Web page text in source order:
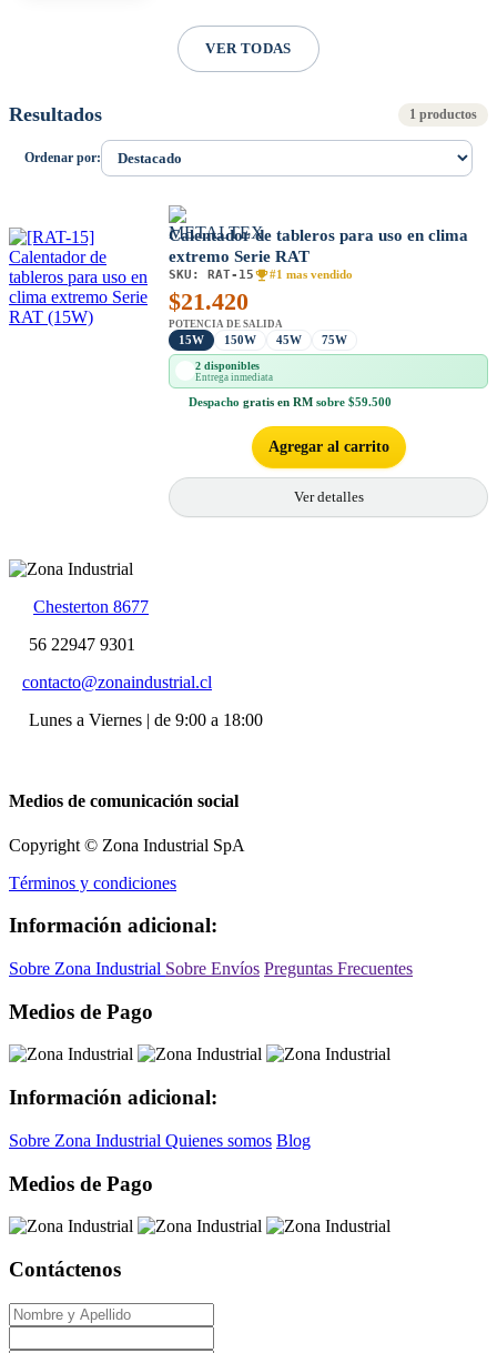
VER TODAS
Resultados 1 productos
Ordenar por:
Calentador de tableros para uso en clima
extremo Serie RAT
SKU: RAT-15 #1 mas vendido
$21.420
POTENCIA DE SALIDA
15W 150W 45W 75W
2 disponibles
Entrega inmediata
Despacho gratis en RM sobre $59.500
Agregar al carrito
Ver detalles
Chesterton 8677
56 22947 9301
contacto@zonaindustrial.cl
Lunes a Viernes | de 9:00 a 18:00
Medios de comunicación social
Copyright © Zona Industrial SpA
Términos y condiciones
Información adicional:
Sobre Zona Industrial Sobre Envíos Preguntas Frecuentes
Medios de Pago
Información adicional:
Sobre Zona Industrial Quienes somos Blog
Medios de Pago
Contáctenos